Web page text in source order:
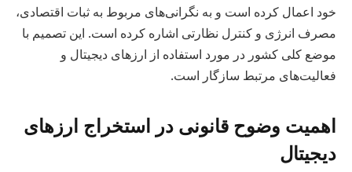
خود اعمال کرده است و به نگرانی‌های مربوط به ثبات اقتصادی،
مصرف انرژی و کنترل نظارتی اشاره کرده است. این تصمیم با
موضع کلی کشور در مورد استفاده از ارزهای دیجیتال و
فعالیت‌های مرتبط سازگار است.
اهمیت وضوح قانونی در استخراج ارزهای
دیجیتال